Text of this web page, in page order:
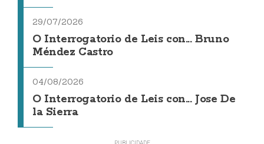
29/07/2026
O Interrogatorio de Leis con... Bruno
Méndez Castro
04/08/2026
O Interrogatorio de Leis con... Jose De
la Sierra